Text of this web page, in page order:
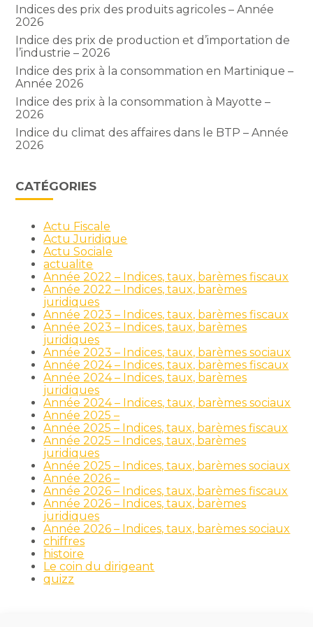
Indices des prix des produits agricoles – Année
2026
Indice des prix de production et d’importation de
l’industrie – 2026
Indice des prix à la consommation en Martinique –
Année 2026
Indice des prix à la consommation à Mayotte –
2026
Indice du climat des affaires dans le BTP – Année
2026
CATÉGORIES
Actu Fiscale
Actu Juridique
Actu Sociale
actualite
Année 2022 – Indices, taux, barèmes fiscaux
Année 2022 – Indices, taux, barèmes
juridiques
Année 2023 – Indices, taux, barèmes fiscaux
Année 2023 – Indices, taux, barèmes
juridiques
Année 2023 – Indices, taux, barèmes sociaux
Année 2024 – Indices, taux, barèmes fiscaux
Année 2024 – Indices, taux, barèmes
juridiques
Année 2024 – Indices, taux, barèmes sociaux
Année 2025 –
Année 2025 – Indices, taux, barèmes fiscaux
Année 2025 – Indices, taux, barèmes
juridiques
Année 2025 – Indices, taux, barèmes sociaux
Année 2026 –
Année 2026 – Indices, taux, barèmes fiscaux
Année 2026 – Indices, taux, barèmes
juridiques
Année 2026 – Indices, taux, barèmes sociaux
chiffres
histoire
Le coin du dirigeant
quizz